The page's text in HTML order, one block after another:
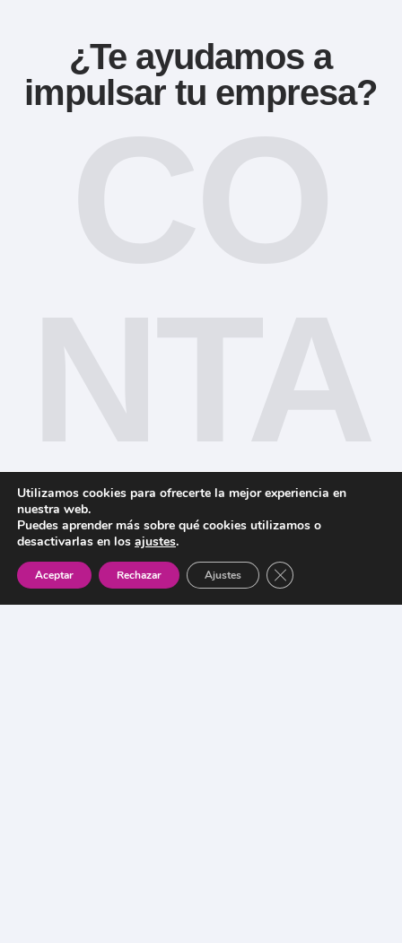
¿Te ayudamos a
impulsar tu empresa?
CT
Utilizamos cookies para ofrecerte la mejor experiencia en
nuestra web.
Puedes aprender más sobre qué cookies utilizamos o
desactivarlas en los ajustes.
Aceptar Rechazar Ajustes Cerrar el banner de